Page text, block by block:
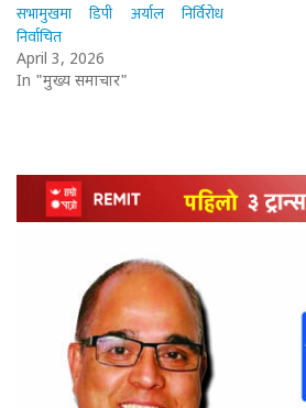
सभामुखमा डिपी अर्याल निर्विरोध
निर्वाचित
April 3, 2026
In "मुख्य समाचार"